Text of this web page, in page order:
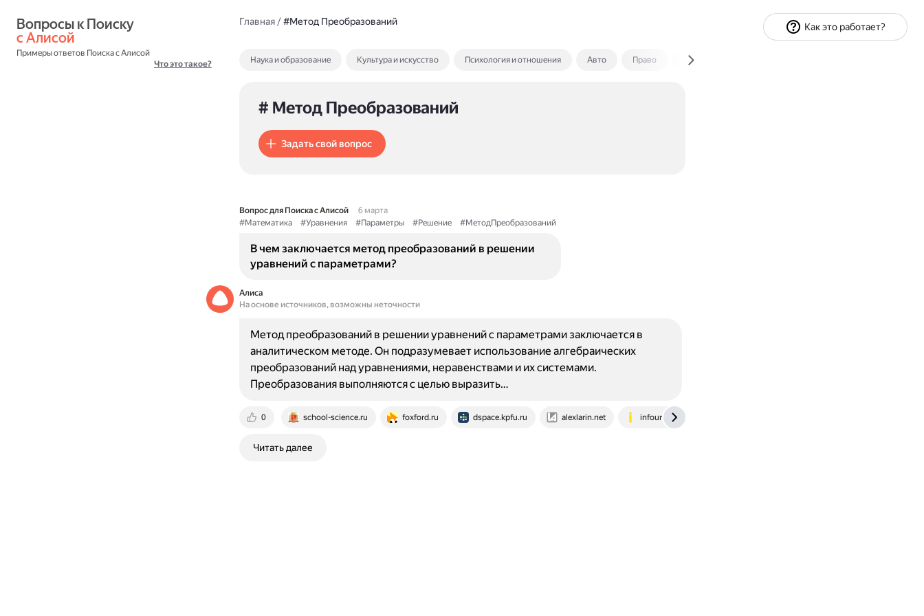
с Алисой
Примеры ответов Поиска с Алисой
Что это такое?
Главная/#Метод Преобразований
Наука и образование Культура и искусство Психология и отношения Авто Право Экономика и финансы
# Метод Преобразований
Задать свой вопрос
Вопрос для Поиска с Алисой
6 марта
#Математика
#Уравнения #Параметры #Решение #МетодПреобразований
В чем заключается метод преобразований в решении
уравнений с параметрами?
Алиса
На основе источников, возможны неточности
0 school-science.ru foxford.ru dspace.kpfu.ru alexlarin.net infourok.ru
Метод преобразований в решении уравнений с параметрами заключается в
аналитическом методе. Он подразумевает использование алгебраических
преобразований над уравнениями, неравенствами и их системами.
Преобразования выполняются с целью выразить…
Читать далее
Как это работает?